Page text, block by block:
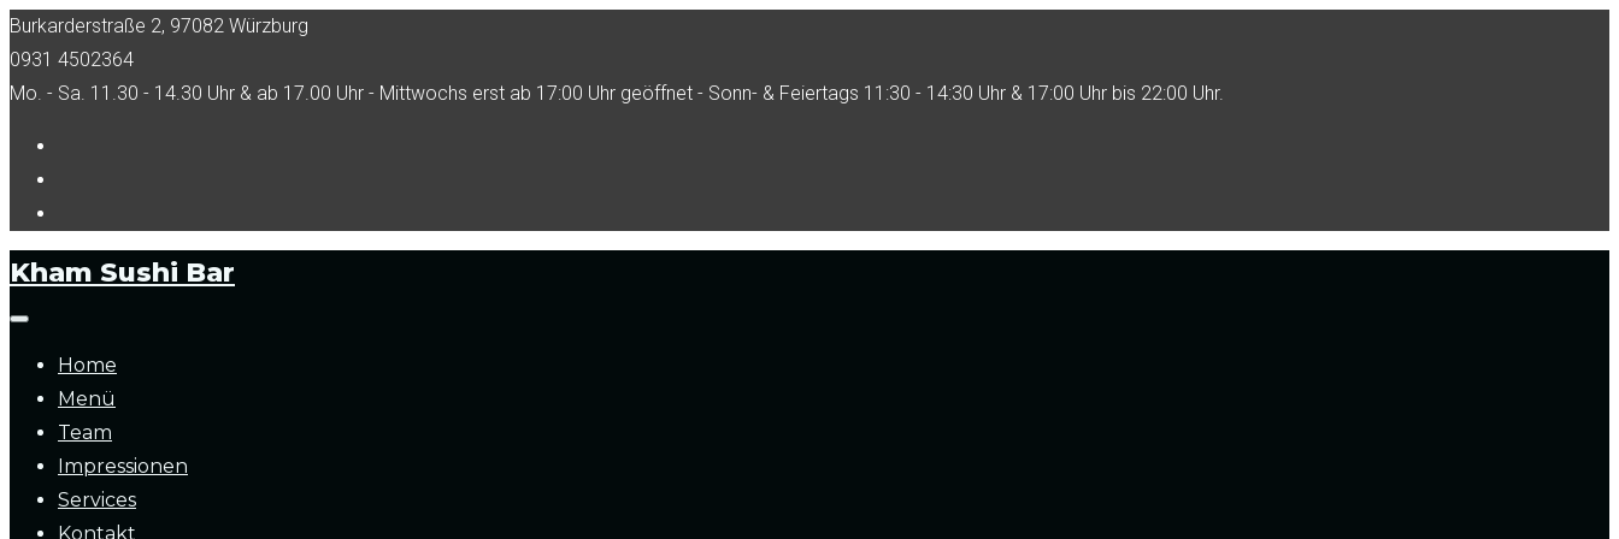
Skip
to
content
Burkarderstraße 2, 97082 Würzburg
0931 4502364
Mo. - Sa. 11.30 - 14.30 Uhr & ab 17.00 Uhr - Mittwochs erst ab 17:00 Uhr geöffnet - Sonn- & Feiertags 11:30 - 14:30 Uhr & 17:00 Uhr bis 22:00 Uhr.
Kham Sushi Bar
Home
Menü
Team
Impressionen
Services
Kontakt